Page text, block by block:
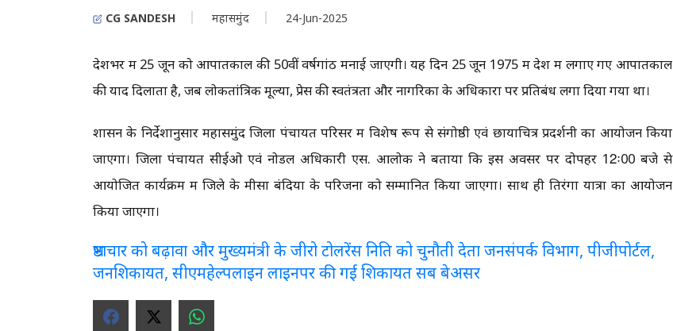
CG SANDESH महासमुंद 24-Jun-2025
देशभर में 25 जून को आपातकाल की 50वीं वर्षगांठ मनाई जाएगी। यह दिन 25 जून 1975 में देश में लगाए गए आपातकाल
की याद दिलाता है, जब लोकतांत्रिक मूल्यों, प्रेस की स्वतंत्रता और नागरिकों के अधिकारों पर प्रतिबंध लगा दिया गया था।
शासन के निर्देशानुसार महासमुंद जिला पंचायत परिसर में विशेष रूप से संगोष्ठी एवं छायाचित्र प्रदर्शनी का आयोजन किया
जाएगा। जिला पंचायत सीईओ एवं नोडल अधिकारी एस. आलोक ने बताया कि इस अवसर पर दोपहर 12ः00 बजे से
आयोजित कार्यक्रम में जिले के मीसा बंदियों के परिजनों को सम्मानित किया जाएगा। साथ ही तिरंगा यात्रा का आयोजन
किया जाएगा।
भ्रष्टाचार को बढ़ावा और मुख्यमंत्री के जीरो टोलरेंस निति को चुनौती देता जनसंपर्क विभाग, पीजीपोर्टल,
जनशिकायत, सीएमहेल्पलाइन लाइनपर की गई शिकायत सब बेअसर